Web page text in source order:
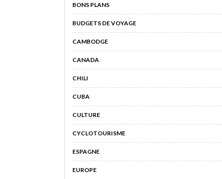
BONS PLANS
BUDGETS DE VOYAGE
CAMBODGE
CANADA
CHILI
CUBA
CULTURE
CYCLOTOURISME
ESPAGNE
EUROPE